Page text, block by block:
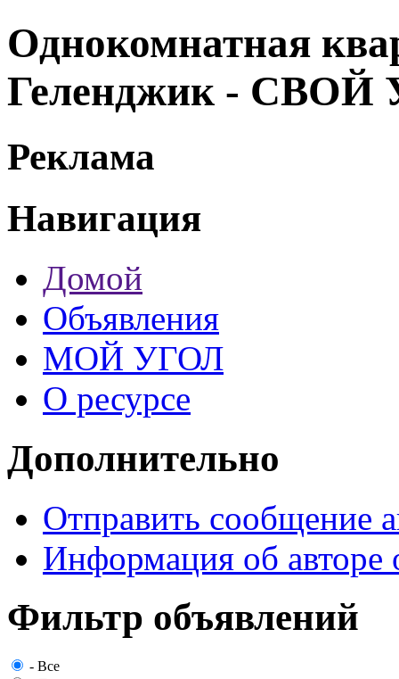
Однокомнатная
Геленджик - СВОЙ
Реклама
Навигация
Домой
Объявления
МОЙ УГОЛ
О ресурсе
Дополнительно
Отправить сообщение
Информация об авторе
Фильтр объявлений
- Все